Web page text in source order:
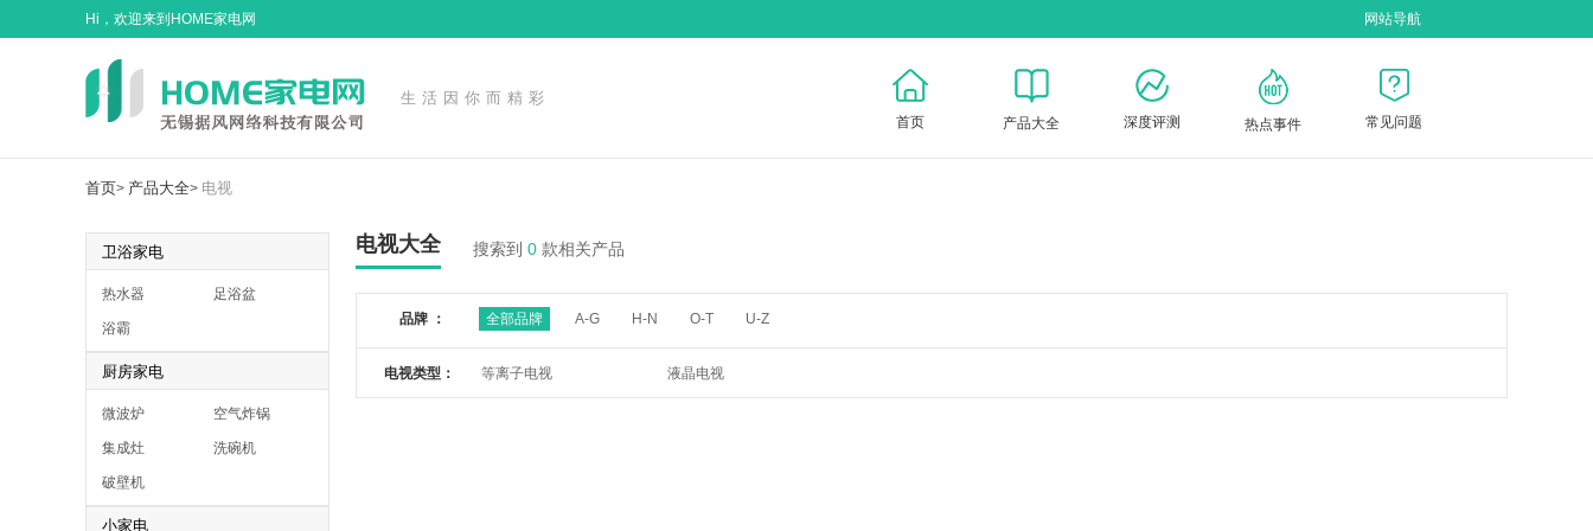
Hi，欢迎来到HOME家电网 网站导航
生活因你而精彩
首页 产品大全 深度评测 热点事件 常见问题
首页> 产品大全> 电视
卫浴家电
热水器 足浴盆
浴霸
厨房家电
微波炉 空气炸锅
集成灶 洗碗机
破壁机
小家电
电视大全 搜索到 0 款相关产品
品牌 ： 全部品牌 A-G H-N O-T U-Z
电视类型： 等离子电视 液晶电视